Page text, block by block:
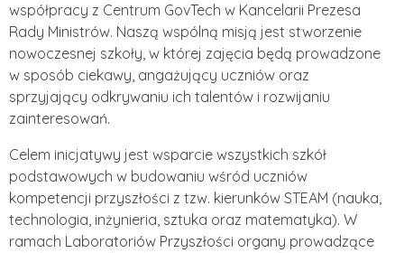
współpracy z Centrum GovTech w Kancelarii Prezesa
Rady Ministrów. Naszą wspólną misją jest stworzenie
nowoczesnej szkoły, w której zajęcia będą prowadzone
w sposób ciekawy, angażujący uczniów oraz
sprzyjający odkrywaniu ich talentów i rozwijaniu
zainteresowań.
Celem inicjatywy jest wsparcie wszystkich szkół
podstawowych w budowaniu wśród uczniów
kompetencji przyszłości z tzw. kierunków STEAM (nauka,
technologia, inżynieria, sztuka oraz matematyka). W
ramach Laboratoriów Przyszłości organy prowadzące